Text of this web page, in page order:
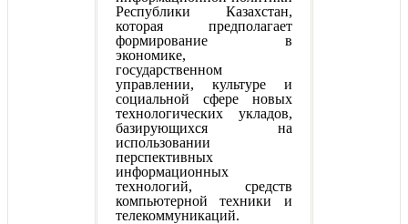
Республики Казахстан,
которая предполагает
формирование в
экономике,
государственном
управлении, культуре и
социальной сфере новых
технологических укладов,
базирующихся на
использовании
перспективных
информационных
технологий, средств
компьютерной техники и
телекоммуникаций.